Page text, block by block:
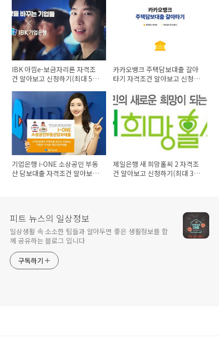
IBK 아낌e-보금자리론 자격조
건 알아보고 신청하기(최대 5억
카카오뱅크 주택담보대출 갈아
타기 자격조건 알아보고 신청하
기업은행 i-ONE 소상공인 부동
산 담보대출 자격조건 알아보고
제일은행 새 희망홀씨 2 자격조
건 알아보고 신청하기(최대 3천
피트 뉴스의 일상정보
일상생활 속 소소한 팁들과 알아두면 좋은 생활정보를 함
께 공유하는 블로그 입니다
구독하기